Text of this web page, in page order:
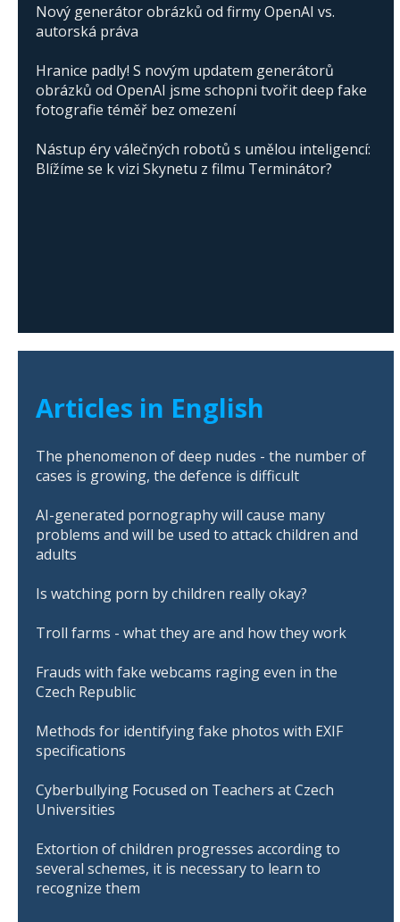
Nový generátor obrázků od firmy OpenAI vs.
autorská práva
Hranice padly! S novým updatem generátorů
obrázků od OpenAI jsme schopni tvořit deep fake
fotografie téměř bez omezení
Nástup éry válečných robotů s umělou inteligencí:
Blížíme se k vizi Skynetu z filmu Terminátor?
Articles in English
The phenomenon of deep nudes - the number of
cases is growing, the defence is difficult
AI-generated pornography will cause many
problems and will be used to attack children and
adults
Is watching porn by children really okay?
Troll farms - what they are and how they work
Frauds with fake webcams raging even in the
Czech Republic
Methods for identifying fake photos with EXIF
specifications
Cyberbullying Focused on Teachers at Czech
Universities
Extortion of children progresses according to
several schemes, it is necessary to learn to
recognize them